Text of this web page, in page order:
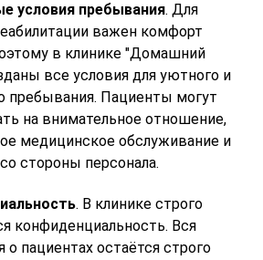
условия пребывания. Для
важен комфорт
в клинике "Домашний
все условия для уютного и
пребывания. Пациенты могут
на внимательное отношение,
медицинское обслуживание и
стороны персонала.
. В клинике строго
конфиденциальность. Вся
пациентах остаётся строго